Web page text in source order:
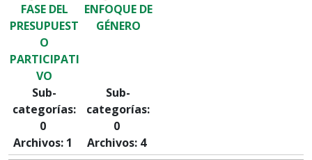
FASE DEL
PRESUPUEST
O
PARTICIPATI
VO
ENFOQUE DE
GÉNERO
Sub-
categorías:
0
Sub-
categorías:
0
Archivos: 1
Archivos: 4